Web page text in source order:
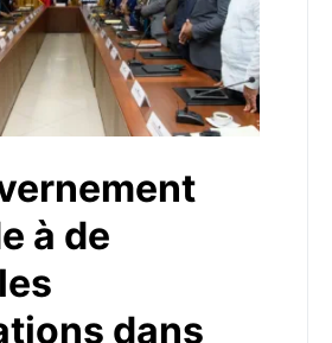
à de
dans